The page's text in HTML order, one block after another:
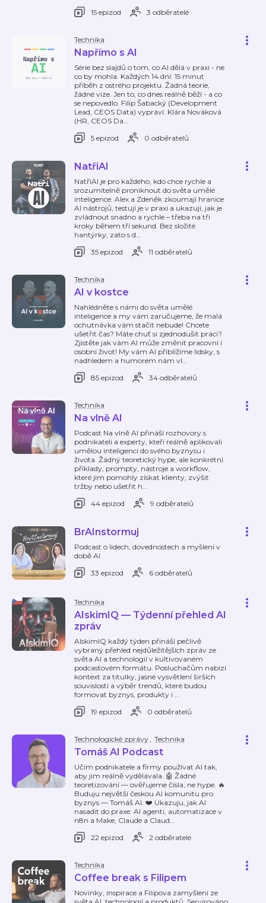
15 epizod
3 odběratelé
Technika
Napřímo s AI
Série bez slajdů o tom, co AI dělá v praxi - ne
co by mohla. Každých 14 dní: 15 minut
příběh z ostrého projektu. Žádná teorie,
žádné vize. Jen to, co dnes reálně běží - a co
se nepovedlo. Filip Šabacký (Development
Lead, CEOS Data) vypráví. Klára Nováková
(HR, CEOS Da…
5 epizod
0 odběratelů
NatřiAI
NatřiAI je pro každého, kdo chce rychle a
srozumitelně proniknout do světa umělé
inteligence. Alex a Zdeněk zkoumají hranice
AI nástrojů, testují je v praxi a ukazují, jak je
zvládnout snadno a rychle – třeba na tři
kroky během tří sekund. Bez složité
hantýrky, zato s d…
35 epizod
11 odběratelů
Technika
AI v kostce
Nahlédněte s námi do světa umělé
inteligence a my vám zaručujeme, že malá
ochutnávka vám stačit nebude! Chcete
ušetřit čas? Máte chuť si zjednodušit práci?
Zjistěte jak vám AI může změnit pracovní i
osobní život! My vám AI přiblížíme lidsky, s
nadhledem a humorem nám vl…
85 epizod
34 odběratelů
Technika
Na vlně AI
Podcast Na vlně AI přináší rozhovory s
podnikateli a experty, kteří reálně aplikovali
umělou inteligenci do svého byznysu i
života. Žádný teoretický hype, ale konkrétní
příklady, prompty, nástroje a workflow,
které jim pomohly získat klienty, zvýšit
tržby nebo ušetřit h…
44 epizod
9 odběratelů
BrAInstormuj
Podcast o lidech, dovednostech a myšlení v
době AI
33 epizod
6 odběratelů
Technika
AIskimIQ — Týdenní přehled AI
zpráv
AIskimIQ každý týden přináší pečlivě
vybraný přehled nejdůležitějších zpráv ze
světa AI a technologií v kultivovaném
podcastovém formátu. Posluchačům nabízí
kontext za titulky, jasné vysvětlení širších
souvislostí a výběr trendů, které budou
formovat byznys, produkty i …
19 epizod
0 odběratelů
Technologické zprávy, Technika
Tomáš AI Podcast
Učím podnikatele a firmy používat AI tak,
aby jim reálně vydělávala. 🤖 Žádné
teoretizování — ověřujeme čísla, ne hype. 🔥
Buduju největší českou AI komunitu pro
byznys — Tomáš AI. ❤️ Ukazuju, jak AI
nasadit do praxe: AI agenti, automatizace v
n8n a Make, Claude a Claud…
22 epizod
2 odběratelé
Technika
Coffee break s Filipem
Novinky, inspirace a Filipova zamyšlení ze